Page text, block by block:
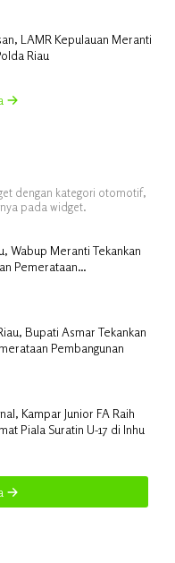
LAMR Kepulauan Meranti
Riau
dengan kategori otomotif,
pada widget.
Wabup Meranti Tekankan
Pemerataan
Bupati Asmar Tekankan
Pembangunan
Kampar Junior FA Raih
Piala Suratin U-17 di Inhu